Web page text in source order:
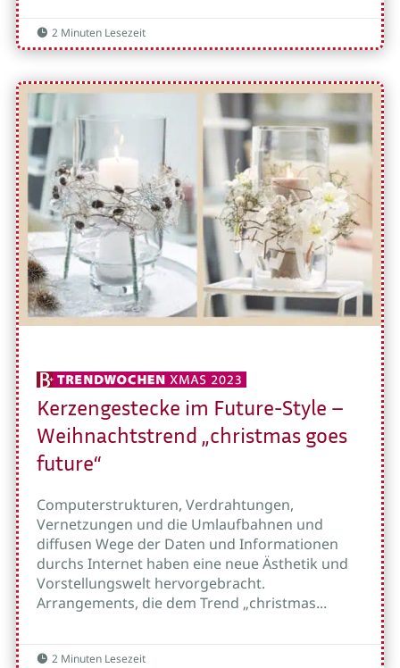
 2 Minuten Lesezeit
Kerzengestecke im Future-Style –
Weihnachtstrend „christmas goes
future“
Computerstrukturen, Verdrahtungen,
Vernetzungen und die Umlaufbahnen und
diffusen Wege der Daten und Informationen
durchs Internet haben eine neue Ästhetik und
Vorstellungswelt hervorgebracht.
Arrangements, die dem Trend „christmas...
 2 Minuten Lesezeit